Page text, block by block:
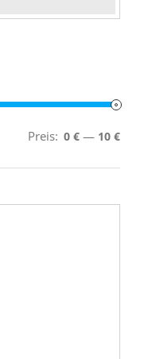
Preis: 0 € — 10 €